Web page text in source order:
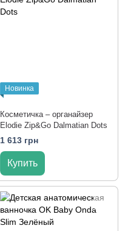
Новинка
Косметичка – органайзер
Elodie Zip&Go Dalmatian Dots
1 613 грн
Купить